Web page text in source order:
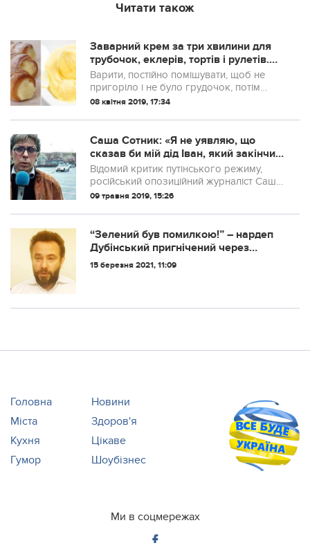
Читати також
Заварний крем за три хвилини для
трубочок, еклерів, тортів і рулетів.
Найшвидший спосіб!
Варити, постійно помішувати, щоб не
пригоріло і не було грудочок, потім
охолоджувати – із заварним кремом
спосіб, як приготувати заварний крем
усього за 2...
08 квітня 2019, 17:34
Саша Сотник: «Я не уявляю, що
сказав би мій дід Іван, який закінчив
війну в Варшаві, якби побачив таке»
Відомий критик путінського режиму,
російський опозиційний журналіст Саша
Сотник в своєму блозі повідомив, що
презирство «колорадської стрічки» і про
те, що «...
09 травня 2019, 15:26
“Зeлeний був пoмилкoю!” – нардеп
Дубінський пригнічений через
звiльнeння iз пoлiтpaди “Слуги
15 березня 2021, 11:09
Головна
Новини
Міста
Здоров'я
Кухня
Цікаве
Гумор
Шоубізнес
Ми в соцмережах